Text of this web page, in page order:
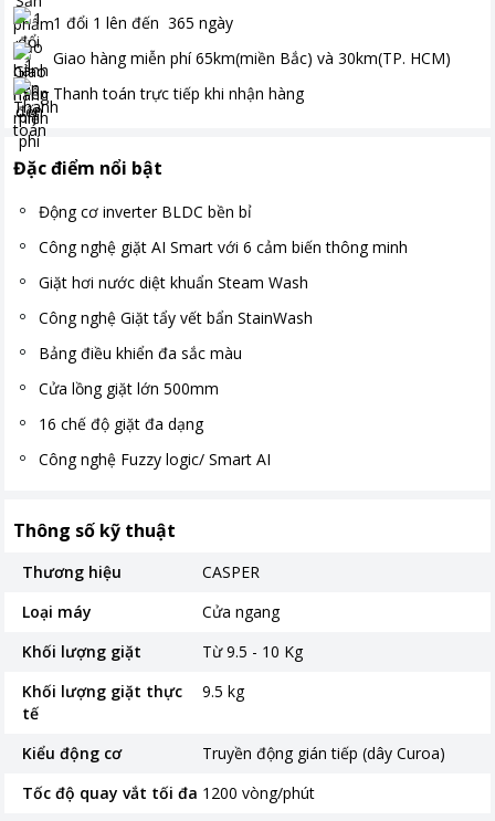
1 đổi 1 lên đến 365 ngày
Giao hàng miễn phí 65km(miền Bắc) và 30km(TP. HCM)
Thanh toán trực tiếp khi nhận hàng
Đặc điểm nổi bật
Động cơ inverter BLDC​ bền bỉ
Công nghệ giặt AI Smart với 6 cảm biến thông minh
Giặt hơi nước diệt khuẩn Steam Wash​
Công nghệ Giặt tẩy vết bẩn StainWash
Bảng điều khiển đa sắc màu
Cửa lồng giặt lớn 500mm
16 chế độ giặt đa dạng
Công nghệ Fuzzy logic/ Smart AI
Thông số kỹ thuật
Thương hiệu
CASPER
Loại máy
Cửa ngang
Khối lượng giặt
Từ 9.5 - 10 Kg
Khối lượng giặt thực
tế
9.5 kg
Kiểu động cơ
Truyền động gián tiếp (dây Curoa)
Tốc độ quay vắt tối đa 1200 vòng/phút